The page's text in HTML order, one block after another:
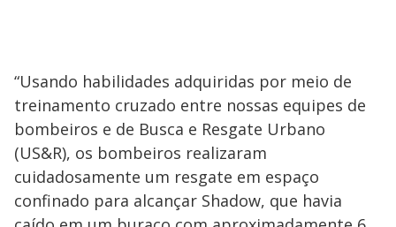
“Usando habilidades adquiridas por meio de
treinamento cruzado entre nossas equipes de
bombeiros e de Busca e Resgate Urbano
(US&R), os bombeiros realizaram
cuidadosamente um resgate em espaço
confinado para alcançar Shadow, que havia